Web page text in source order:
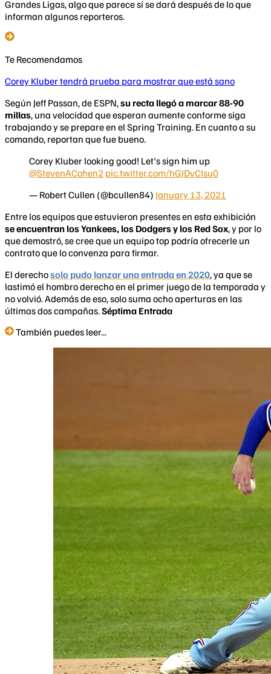
Grandes Ligas, algo que parece sí se dará después de lo que
informan algunos reporteros.
Te Recomendamos
Corey Kluber tendrá prueba para mostrar que está sano
​Según Jeff Passan, de ESPN,su recta llegó a marcar 88-90
millas, una velocidad que esperan aumente conforme siga
trabajando y se prepare en el Spring Training. En cuanto a su
comando, reportan que fue bueno.
Corey Kluber looking good! Let's sign him up
@StevenACohen2 pic.twitter.com/hGJDvCIsu0
— Robert Cullen (@bcullen84) January 13, 2021
Entre los equipos que estuvieron presentes en esta exhibición
se encuentran los Yankees, los Dodgers y los Red Sox, y por lo
que demostró, se cree que un equipo top podría ofrecerle un
contrato que lo convenza para firmar.
El derechosolo pudo lanzar una entrada en 2020, ya que se
lastimó el hombro derecho en el primer juego de la temporada y
no volvió. Además de eso, solo suma ocho aperturas en las
últimas dos campañas.Séptima Entrada
También puedes leer...